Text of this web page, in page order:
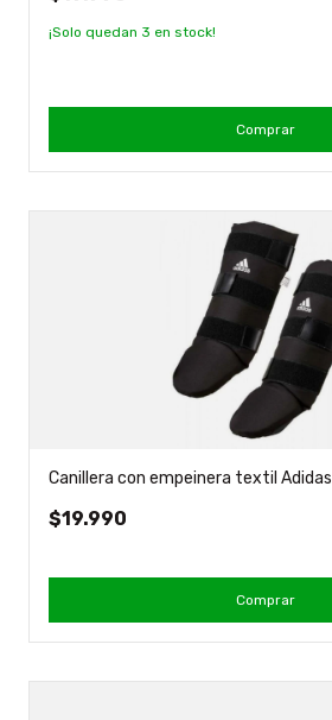
¡Solo quedan 3 en stock!
Comprar
Canillera con empeinera textil Adidas
$19.990
Comprar